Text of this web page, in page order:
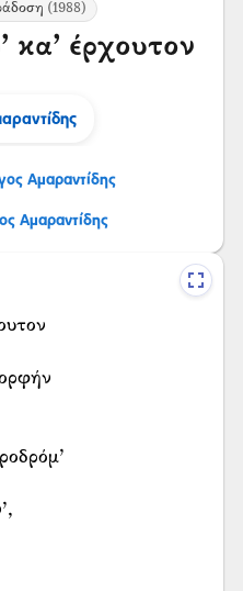
(1988)
κα’ έρχουτον
Αμαραντίδης
Αμαραντίδης